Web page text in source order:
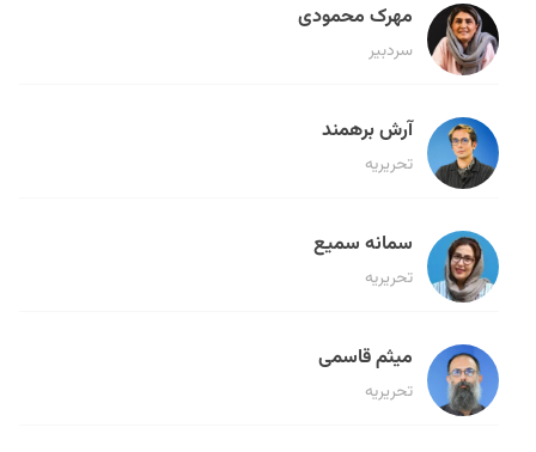
مهرک محمودی
سردبیر
آرش برهمند
تحریریه
سمانه سمیع
تحریریه
میثم قاسمی
تحریریه